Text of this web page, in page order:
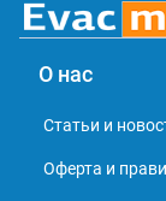
О нас
Статьи и
Оферта и